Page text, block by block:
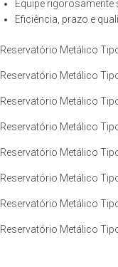
Equipe rigorosamente
Eficiência, prazo e
Reservatório Metálico
Reservatório Metálico
Reservatório Metálico
Reservatório Metálico
Reservatório Metálico
Reservatório Metálico
Reservatório Metálico
Reservatório Metálico